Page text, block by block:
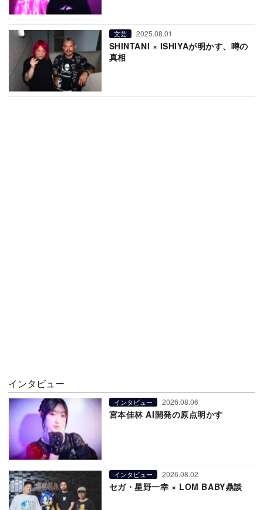
文芸 2025.08.01
SHINTANI × ISHIYAが明かす、噂の
真相
インタビュー
インタビュー 2026.08.06
宮本佳林 AI開発の原点明かす
インタビュー 2026.08.02
セガ・星野一幸 × LOM BABY鼎談